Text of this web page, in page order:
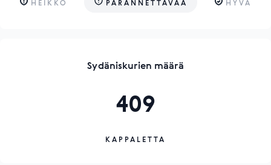
HEIKKO PARANNETTAVAA HYVÄ
Sydäniskurien määrä
409
KAPPALETTA